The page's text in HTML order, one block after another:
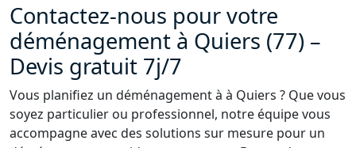
Contactez-nous pour votre
déménagement à Quiers (77) –
Devis gratuit 7j/7
Vous planifiez un déménagement à à Quiers ? Que vous
soyez particulier ou professionnel, notre équipe vous
accompagne avec des solutions sur mesure pour un